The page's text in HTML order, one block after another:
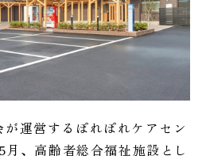
運営するぽれぽれケアセン
、高齢者総合福祉施設とし